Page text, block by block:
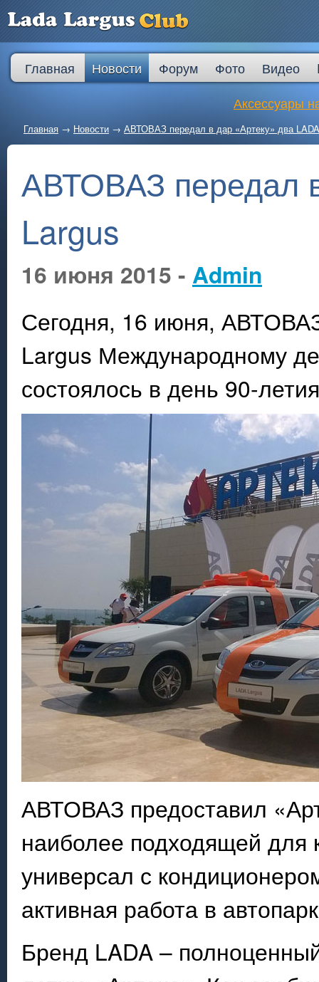
Главная Новости Форум Фото Видео
Аксессуары
Главная → Новости → АВТОВАЗ передал в дар «Артеку» два
АВТОВАЗ передал
Largus
16 июня 2015 - Admin
Сегодня, 16 июня,
Largus Международному
состоялось в день 90-
АВТОВАЗ предоставил
наиболее подходящей для
универсал с
активная работа в
Бренд LADA –